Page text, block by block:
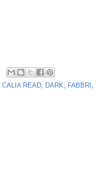
CALIA READ, DARK, FABBRI ,